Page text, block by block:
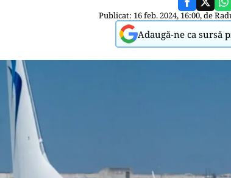
Publicat: 16 feb. 2024, 16:00, de
Adaugă-ne ca sursă